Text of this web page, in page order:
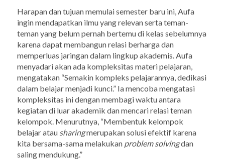
Harapan dan tujuan memulai semester baru ini, Aufa
ingin mendapatkan ilmu yang relevan serta teman-
teman yang belum pernah bertemu di kelas sebelumnya
karena dapat membangun relasi berharga dan
memperluas jaringan dalam lingkup akademis. Aufa
menyadari akan ada kompleksitas materi pelajaran,
mengatakan “Semakin kompleks pelajarannya, dedikasi
dalam belajar menjadi kunci.” Ia mencoba mengatasi
kompleksitas ini dengan membagi waktu antara
kegiatan di luar akademik dan mencari relasi teman
kelompok. Menurutnya, “Membentuk kelompok
belajar atau sharingmerupakan solusi efektif karena
kita bersama-sama melakukan problem solvingdan
saling mendukung.”